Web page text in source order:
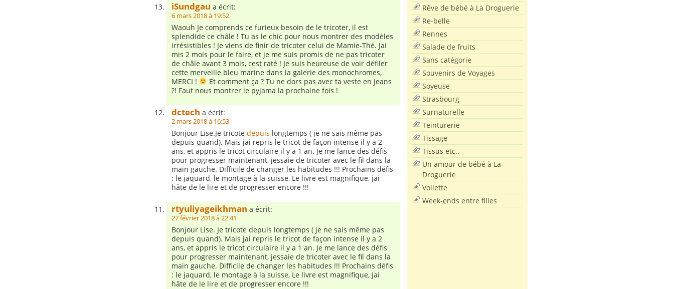
iSundgau a écrit:
6 mars 2018 à 19:52
Waouh Je comprends ce furieux besoin de le tricoter, il est
splendide ce châle ! Tu as le chic pour nous montrer des modèles
irrésistibles ! Je viens de finir de tricoter celui de Mamie-Thé. Jai
mis 2 mois pour le faire, et je me suis promis de ne pas tricoter
de châle avant 3 mois, cest raté ! Je suis heureuse de voir défiler
cette merveille bleu marine dans la galerie des monochromes,
MERCI !
Et comment ça ? Tu ne dors pas avec ta veste en jeans
?! Faut nous montrer le pyjama la prochaine fois !
dctech a écrit:
2 mars 2018 à 16:53
Bonjour Lise.Je tricote depuis longtemps ( je ne sais même pas
depuis quand). Mais jai repris le tricot de façon intense il y a 2
ans, et appris le tricot circulaire il y a 1 an. Je me lance des défis
pour progresser maintenant, jessaie de tricoter avec le fil dans la
main gauche. Difficile de changer les habitudes !!! Prochains défis
: le jaquard, le montage à la suisse, Le livre est magnifique, jai
hâte de le lire et de progresser encore !!!
rtyuliyageikhman a écrit:
27 février 2018 à 22:41
Bonjour Lise. Je tricote depuis longtemps ( je ne sais même pas
depuis quand). Mais jai repris le tricot de façon intense il y a 2
ans, et appris le tricot circulaire il y a 1 an. Je me lance des défis
pour progresser maintenant, jessaie de tricoter avec le fil dans la
main gauche. Difficile de changer les habitudes !!! Prochains défis
: le jaquard, le montage à la suisse, Le livre est magnifique, jai
hâte de le lire et de progresser encore !!!
Rêve de bébé à La Droguerie
Re-belle
Rennes
Salade de fruits
Sans catégorie
Souvenirs de Voyages
Soyeuse
Strasbourg
Surnaturelle
Teinturerie
Tissage
Tissus etc..
Un amour de bébé à La
Droguerie
Voilette
Week-ends entre filles